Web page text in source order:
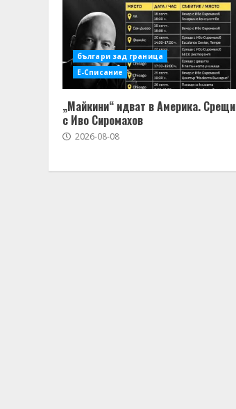
българи зад граница
Е-Списание
„Майкини“ идват в Америка. Срещи
с Иво Сиромахов
2026-08-08